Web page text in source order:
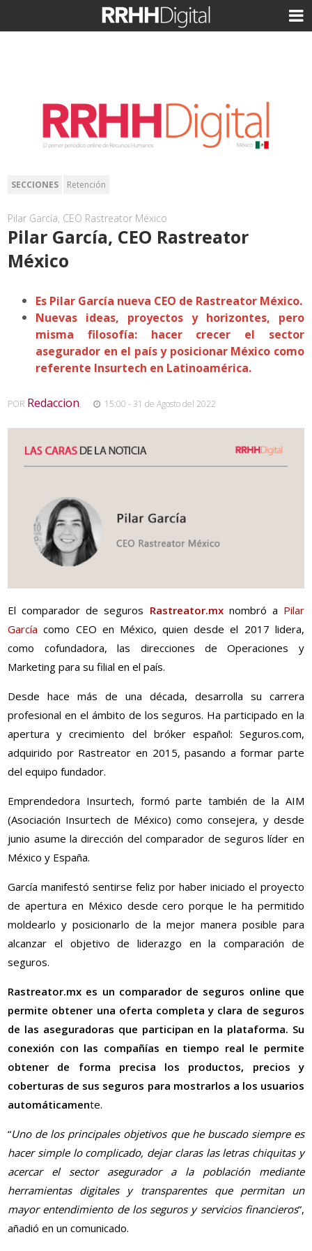
SECCIONES Retención
Pilar García, CEO Rastreator México
Pilar García, CEO Rastreator
México
Es Pilar García nueva CEO de Rastreator México.
Nuevas ideas, proyectos y horizontes, pero
misma filosofía: hacer crecer el sector
asegurador en el país y posicionar México como
referente Insurtech en Latinoamérica.
POR Redaccion, 15:00 - 31 de Agosto del 2022
El comparador de seguros Rastreator.mxnombró a Pilar
García como CEO en México, quien desde el 2017 lidera,
como cofundadora, las direcciones de Operaciones y
Marketing para su filial en el país.
Desde hace más de una década, desarrolla su carrera
profesional en el ámbito de los seguros. Ha participado en la
apertura y crecimiento del bróker español: Seguros.com,
adquirido por Rastreator en 2015, pasando a formar parte
del equipo fundador.
Emprendedora Insurtech, formó parte también de la AIM
(Asociación Insurtech de México) como consejera, y desde
junio asume la dirección del comparador de seguros líder en
México y España.
García manifestó sentirse feliz por haber iniciado el proyecto
de apertura en México desde cero porque le ha permitido
moldearlo y posicionarlo de la mejor manera posible para
alcanzar el objetivo de liderazgo en la comparación de
seguros.
Rastreator.mx es un comparador de seguros online que
permite obtener una oferta completa y clara de seguros
de las aseguradoras que participan en la plataforma. Su
conexión con las compañías en tiempo real le permite
obtener de forma precisa los productos, precios y
coberturas de sus seguros para mostrarlos a los usuarios
automáticamente.
“Uno de los principales objetivos que he buscado siempre es
hacer simple lo complicado, dejar claras las letras chiquitas y
acercar el sector asegurador a la población mediante
herramientas digitales y transparentes que permitan un
mayor entendimiento de los seguros y servicios financieros”,
añadió en un comunicado.